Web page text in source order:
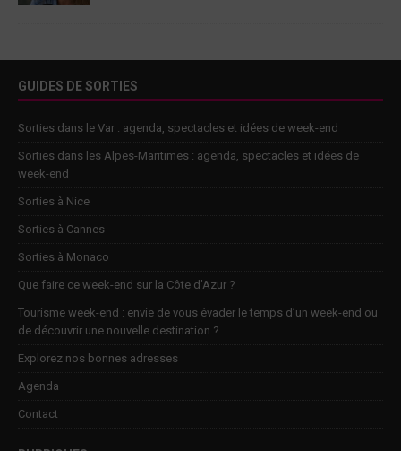
GUIDES DE SORTIES
Sorties dans le Var : agenda, spectacles et idées de week-end
Sorties dans les Alpes-Maritimes : agenda, spectacles et idées de
week-end
Sorties à Nice
Sorties à Cannes
Sorties à Monaco
Que faire ce week-end sur la Côte d’Azur ?
Tourisme week-end : envie de vous évader le temps d’un week-end ou
de découvrir une nouvelle destination ?
Explorez nos bonnes adresses
Agenda
Contact